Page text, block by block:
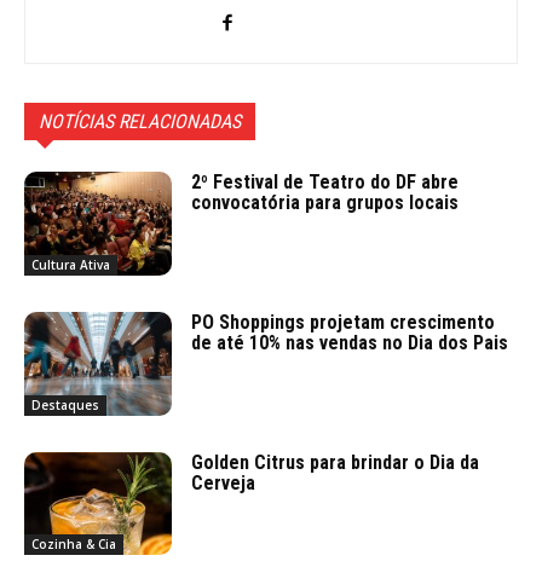
NOTÍCIAS RELACIONADAS
Cultura Ativa
2º Festival de Teatro do DF abre
convocatória para grupos locais
Destaques
PO Shoppings projetam crescimento
de até 10% nas vendas no Dia dos Pais
Cozinha & Cia
Golden Citrus para brindar o Dia da
Cerveja